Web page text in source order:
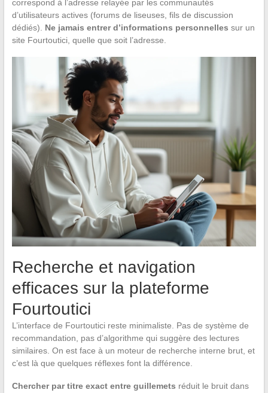
correspond à l’adresse relayée par les communautés
d’utilisateurs actives (forums de liseuses, fils de discussion
dédiés). Ne jamais entrer d’informations personnelles sur un
site Fourtoutici, quelle que soit l’adresse.
Recherche et navigation
efficaces sur la plateforme
Fourtoutici
L’interface de Fourtoutici reste minimaliste. Pas de système de
recommandation, pas d’algorithme qui suggère des lectures
similaires. On est face à un moteur de recherche interne brut, et
c’est là que quelques réflexes font la différence.
Chercher par titre exact entre guillemets réduit le bruit dans